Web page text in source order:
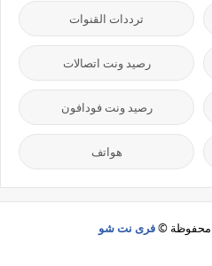
ترددات القنوات
رصيد ونت اتصالات
رصيد ونت فودافون
هواتف
محفوظة ©فرى نت شو